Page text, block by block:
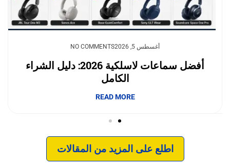
NO COMMENTS
وداعًا لقلق نفاد الشحن.. بطاريات السيليكون
والكربون تغيّر مستقبل الجوالات
READ MORE
أغسطس 5, 2026 NO COMMENTS
أفضل سماعات لاسلكية 2026: دليل الشراء
الكامل
READ MORE
اطلع على المزيد من المقالات